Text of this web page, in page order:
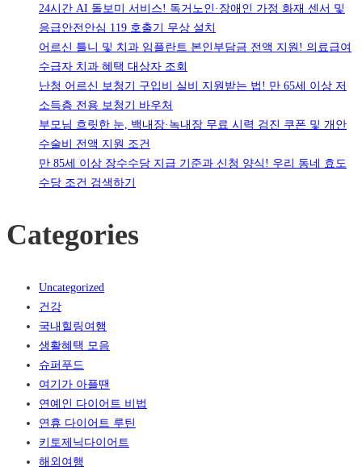
24시간 AI 돌보미 서비스! 독거노인·장애인 가정 화재 센서 및
응급안전안심 119 호출기 무상 설치
어르신 틀니 및 치과 임플란트 본인부담금 전액 지원! 의료급여
수급자 치과 혜택 대상자 조회
난청 어르신 보청기 구입비 실비 지원받는 법! 만 65세 이상 저
소득층 전용 보청기 바우처
부모님 흐릿한 눈, 백내장·녹내장 무료 시력 검진 쿠폰 및 개안
수술비 전액 지원 조건
만 85세 이상 장수수당 지급 기준과 신청 양식! 우리 동네 효도
수당 조건 검색하기
Categories
Uncategorized
건강
국내힐링여행
생활혜택 모음
슈퍼푸드
여기가 아플땐
연예인 다이어트 비법
연휴 다이어트 루틴
키토제닉다이어트
해외여행